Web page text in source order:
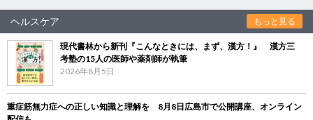
ヘルスケア もっと見る
現代書林から新刊『こんなときには、まず、漢方！』 漢方三
考塾の15人の医師や薬剤師が執筆
2026年8月5日
重症筋無力症への正しい知識と理解を 8月8日広島市で公開講座、オンライン